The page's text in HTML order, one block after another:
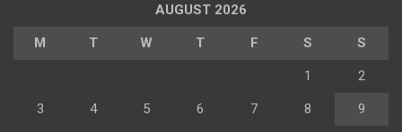
AUGUST 2026
M T W T F S S
1 2
3 4 5 6 7 8 9